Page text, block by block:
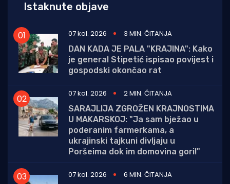
Istaknute objave
07 kol. 2026
3 MIN. ČITANJA
DAN KADA JE PALA "KRAJINA": Kako
je general Stipetić ispisao povijest i
gospodski okončao rat
07 kol. 2026
2 MIN. ČITANJA
SARAJLIJA ZGROŽEN KRAJNOSTIMA
U MAKARSKOJ: "Ja sam bježao u
poderanim farmerkama, a
ukrajinski tajkuni divljaju u
Poršeima dok im domovina gori!"
07 kol. 2026 6 MIN. ČITANJA